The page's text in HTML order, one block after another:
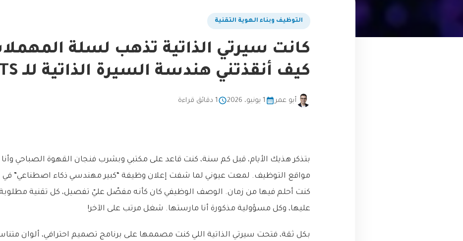
التوظيف وبناء الهوية التقنية
كانت سيرتي الذاتية تذهب لسلة
كيف أنقذتني هندسة السيرة الذاتية للـ ATS؟
أبو عمر 1 يونيو، 2026 1 دقائق قراءة
بتذكر هذيك الأيام، قبل كم سنة، كنت قاعد على مكتبي وبشرب فنجان القهوة الصباحي
مواقع التوظيف. لمعت عيوني لما شفت إعلان وظيفة “كبير مهندسي ذكاء اصطناعي” في
كنت أحلم فيها من زمان. الوصف الوظيفي كان كأنه مفصّل عليّ تفصيل، كل تقنية
عليها، وكل مسؤولية مذكورة أنا مارستها. شغل مرتب على الآخر!
بكل ثقة، فتحت سيرتي الذاتية اللي كنت مصممها على برنامج تصميم احترافي، ألوان